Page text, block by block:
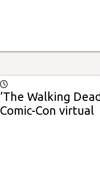
‘The Walking
Comic-Con virtual